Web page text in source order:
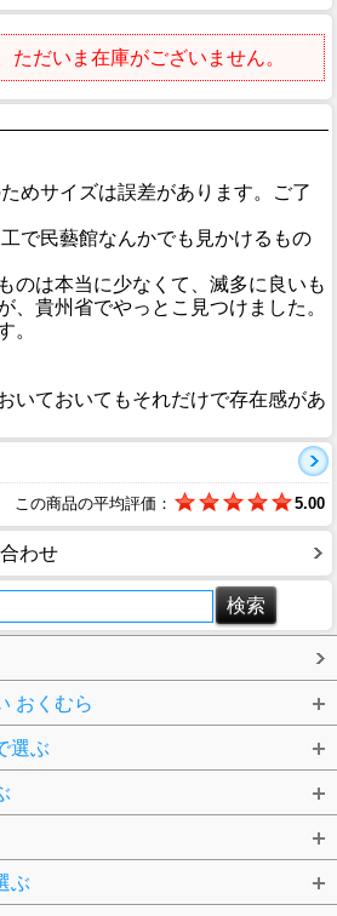
ただいま在庫がございません。
めサイズは誤差があります。ご了
で民藝館なんかでも見かけるもの
のは本当に少なくて、滅多に良いも
、貴州省でやっとこ見つけました。
。
いておいてもそれだけで存在感があ
この商品の平均評価： 5.00
わせ
おくむら
選ぶ
ぶ